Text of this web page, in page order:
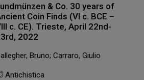
& Co. 30 years of
Coin Finds (VI c. BCE –
c. CE). Trieste, April 22nd-
2022
Bruno; Carraro, Giulio
Antichistica